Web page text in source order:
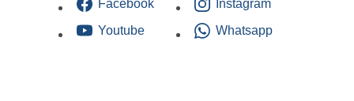
Facebook
Instagram
Youtube
Whatsapp